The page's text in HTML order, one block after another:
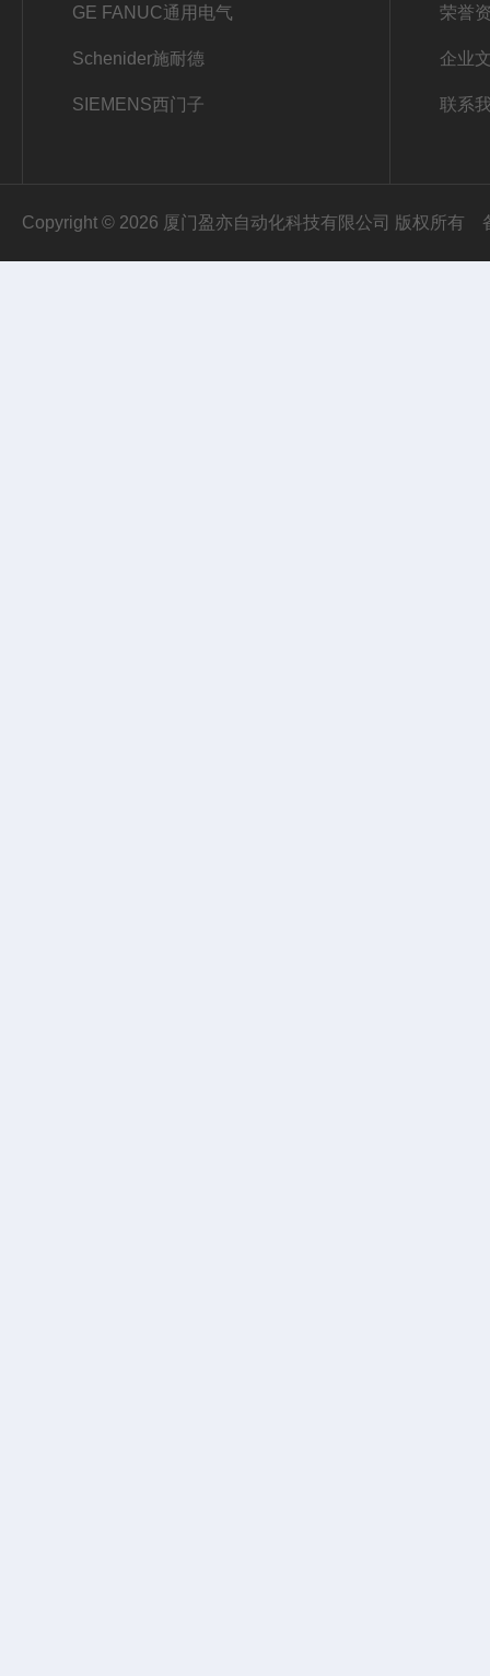
GE FANUC通用电气
Schenider施耐德
SIEMENS西门子
荣誉
企业
联系
Copyright © 2026 厦门盈亦自动化科技有限公司 版权所有